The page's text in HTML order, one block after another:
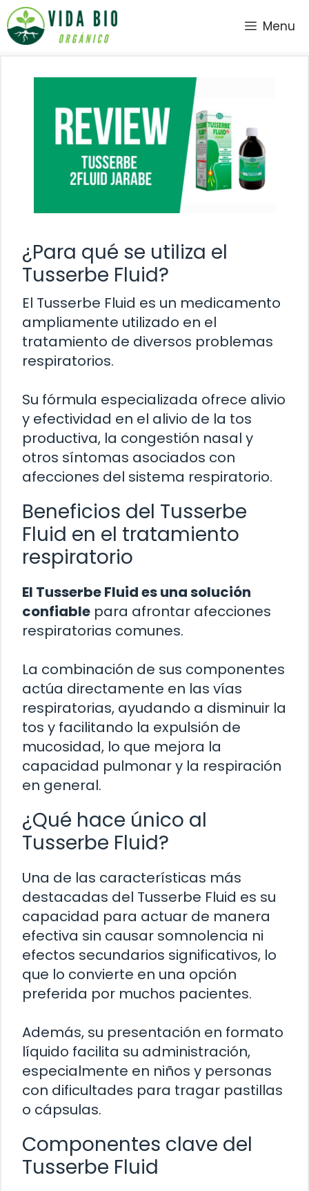
Saltar
al
contenido
Menu
¿Para qué se utiliza el
Tusserbe Fluid?
El Tusserbe Fluid es un medicamento
ampliamente utilizado en el
tratamiento de diversos problemas
respiratorios.
Su fórmula especializada ofrece alivio
y efectividad en el alivio de la tos
productiva, la congestión nasal y
otros síntomas asociados con
afecciones del sistema respiratorio.
Beneficios del Tusserbe
Fluid en el tratamiento
respiratorio
El Tusserbe Fluid es una solución
confiable para afrontar afecciones
respiratorias comunes.
La combinación de sus componentes
actúa directamente en las vías
respiratorias, ayudando a disminuir la
tos y facilitando la expulsión de
mucosidad, lo que mejora la
capacidad pulmonar y la respiración
en general.
¿Qué hace único al
Tusserbe Fluid?
Una de las características más
destacadas del Tusserbe Fluid es su
capacidad para actuar de manera
efectiva sin causar somnolencia ni
efectos secundarios significativos, lo
que lo convierte en una opción
preferida por muchos pacientes.
Además, su presentación en formato
líquido facilita su administración,
especialmente en niños y personas
con dificultades para tragar pastillas
o cápsulas.
Componentes clave del
Tusserbe Fluid